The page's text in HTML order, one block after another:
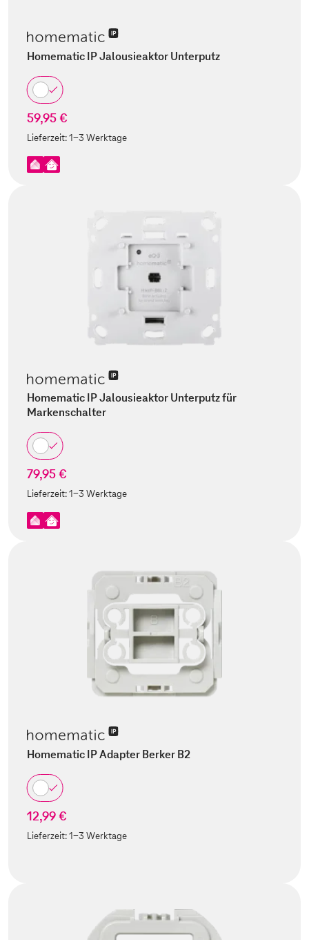
Homematic IP Jalousieaktor Unterputz
59,95 €
Lieferzeit:1-3 Werktage
Homematic IP Jalousieaktor Unterputz für
Markenschalter
79,95 €
Lieferzeit:1-3 Werktage
Homematic IP Adapter Berker B2
12,99 €
Lieferzeit:1-3 Werktage